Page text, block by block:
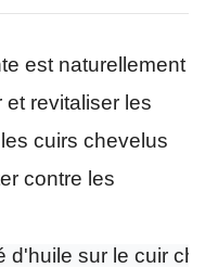
est naturellement
revitaliser les
cuirs chevelus
contre les
d'huile sur le cuir